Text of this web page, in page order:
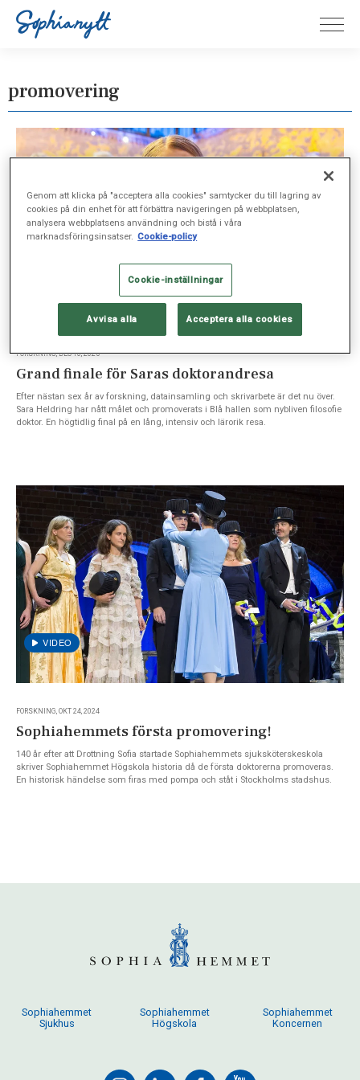
promovering
FORSKNING, DEC 10, 2025
Grand finale för Saras doktorandresa
Efter nästan sex år av forskning, datainsamling och skrivarbete är det nu över.
Sara Heldring har nått målet och promoverats i Blå hallen som nybliven filosofie
doktor. En högtidlig final på en lång, intensiv och lärorik resa.
FORSKNING, OKT 24, 2024
Sophiahemmets första promovering!
140 år efter att Drottning Sofia startade Sophiahemmets sjuksköterskeskola
skriver Sophiahemmet Högskola historia då de första doktorerna promoveras.
En historisk händelse som firas med pompa och ståt i Stockholms stadshus.
Sophiahemmet
Sjukhus
Sophiahemmet
Högskola
Sophiahemmet
Koncernen
Genom att klicka på "acceptera alla cookies" samtycker du till lagring av
cookies på din enhet för att förbättra navigeringen på webbplatsen,
analysera webbplatsens användning och bistå i våra
marknadsföringsinsatser. Cookie-policy
Cookie-inställningar
Avvisa alla Acceptera alla cookies